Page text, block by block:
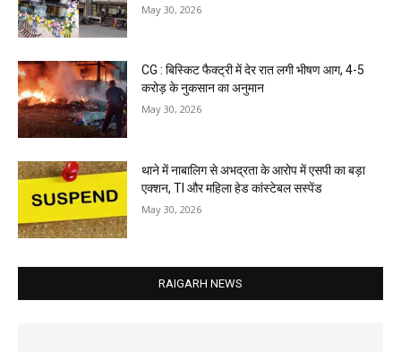
May 30, 2026
CG : बिस्किट फैक्ट्री में देर रात लगी भीषण आग, 4-5
करोड़ के नुकसान का अनुमान
May 30, 2026
थाने में नाबालिग से अभद्रता के आरोप में एसपी का बड़ा
एक्शन, TI और महिला हेड कांस्टेबल सस्पेंड
May 30, 2026
RAIGARH NEWS